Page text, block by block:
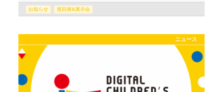
お知らせ 巡回展&展示会
ニュース